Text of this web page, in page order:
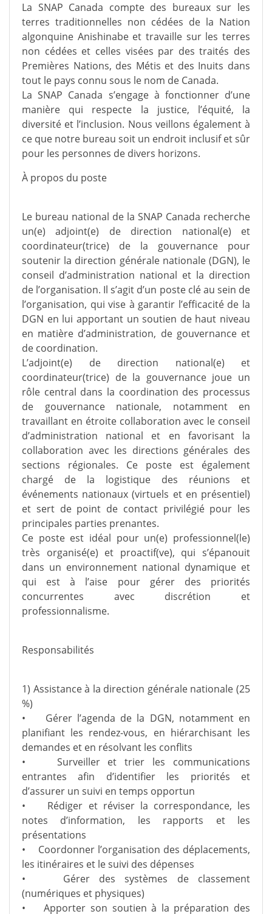
La SNAP Canada compte des bureaux sur les
terres traditionnelles non cédées de la Nation
algonquine Anishinabe et travaille sur les terres
non cédées et celles visées par des traités des
Premières Nations, des Métis et des Inuits dans
tout le pays connu sous le nom de Canada.
La SNAP Canada s’engage à fonctionner d’une
manière qui respecte la justice, l’équité, la
diversité et l’inclusion. Nous veillons également à
ce que notre bureau soit un endroit inclusif et sûr
pour les personnes de divers horizons.
À propos du poste
Le bureau national de la SNAP Canada recherche
un(e) adjoint(e) de direction national(e) et
coordinateur(trice) de la gouvernance pour
soutenir la direction générale nationale (DGN), le
conseil d’administration national et la direction
de l’organisation. Il s’agit d’un poste clé au sein de
l’organisation, qui vise à garantir l’efficacité de la
DGN en lui apportant un soutien de haut niveau
en matière d’administration, de gouvernance et
de coordination.
L’adjoint(e) de direction national(e) et
coordinateur(trice) de la gouvernance joue un
rôle central dans la coordination des processus
de gouvernance nationale, notamment en
travaillant en étroite collaboration avec le conseil
d’administration national et en favorisant la
collaboration avec les directions générales des
sections régionales. Ce poste est également
chargé de la logistique des réunions et
événements nationaux (virtuels et en présentiel)
et sert de point de contact privilégié pour les
principales parties prenantes.
Ce poste est idéal pour un(e) professionnel(le)
très organisé(e) et proactif(ve), qui s’épanouit
dans un environnement national dynamique et
qui est à l’aise pour gérer des priorités
concurrentes avec discrétion et
professionnalisme.
Responsabilités
1) Assistance à la direction générale nationale (25
%)
• Gérer l’agenda de la DGN, notamment en
planifiant les rendez-vous, en hiérarchisant les
demandes et en résolvant les conflits
• Surveiller et trier les communications
entrantes afin d’identifier les priorités et
d’assurer un suivi en temps opportun
• Rédiger et réviser la correspondance, les
notes d’information, les rapports et les
présentations
• Coordonner l’organisation des déplacements,
les itinéraires et le suivi des dépenses
• Gérer des systèmes de classement
(numériques et physiques)
• Apporter son soutien à la préparation des